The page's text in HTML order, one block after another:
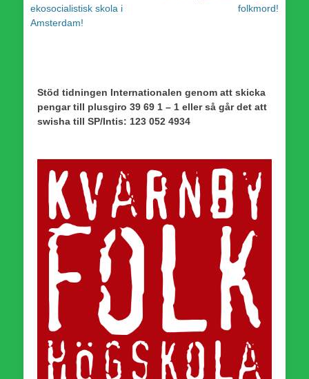
inlägg:
ekosocialistisk skola i
Amsterdam!
folkmord!
Stöd tidningen Internationalen genom att skicka
pengar till plusgiro 39 69 1 – 1 eller så går det att
swisha till SP/Intis: 123 052 4934